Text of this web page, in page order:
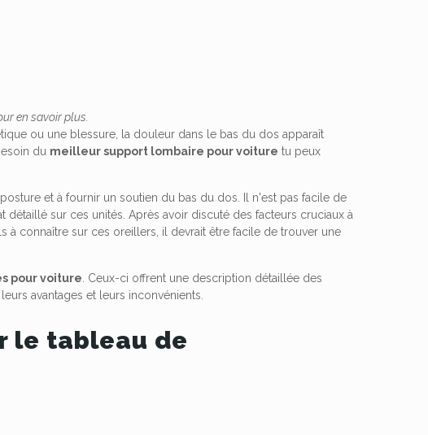
en savoir plus.
ou une blessure, la douleur dans le bas du dos apparaît
du meilleur support lombaire pour voiture tu peux
et à fournir un soutien du bas du dos. Il n'est pas facile de
sur ces unités. Après avoir discuté des facteurs cruciaux à
connaître sur ces oreillers, il devrait être facile de trouver une
pour voiture . Ceux-ci offrent une description détaillée des
avantages et leurs inconvénients.
le tableau de